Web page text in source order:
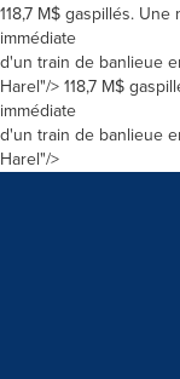
118,7 M$ gaspillés.
immédiate
d'un train de banlieue
Harel"/>118,7 M$
immédiate
d'un train de banlieue
Harel"/>